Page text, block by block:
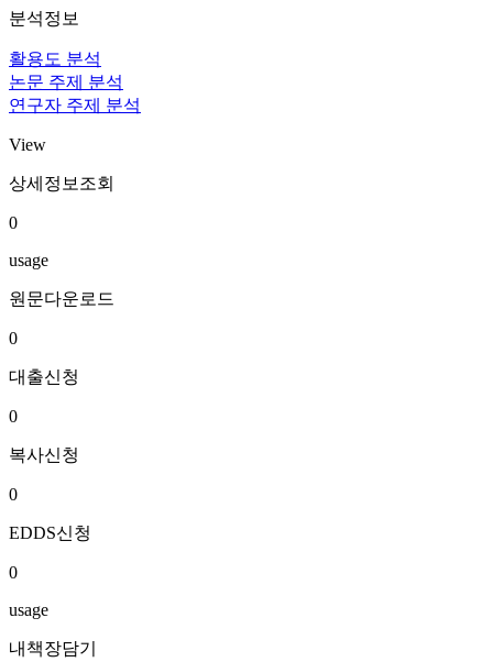
분석정보
활용도 분석
논문 주제 분석
연구자 주제 분석
View
상세정보조회
0
usage
원문다운로드
0
대출신청
0
복사신청
0
EDDS신청
0
usage
내책장담기